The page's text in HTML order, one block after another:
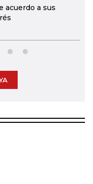
acuerdo a sus